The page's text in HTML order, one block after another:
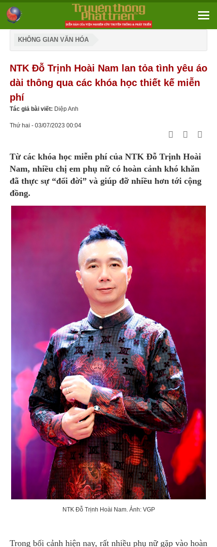
KHÔNG GIAN VĂN HÓA
NTK Đỗ Trịnh Hoài Nam lan tỏa tình yêu áo
dài thông qua các khóa học thiết kế miễn
phí
Tác giả bài viết: Diệp Anh
Thứ hai - 03/07/2023 00:04
Từ các khóa học miễn phí của NTK Đỗ Trịnh Hoài
Nam, nhiều chị em phụ nữ có hoàn cảnh khó khăn
đã thực sự “đổi đời” và giúp đỡ nhiều hơn tới cộng
đồng.
NTK Đỗ Trịnh Hoài Nam. Ảnh: VGP
Trong bối cảnh hiện nay, rất nhiều phụ nữ gặp vào hoàn